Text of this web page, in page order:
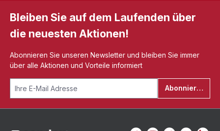
Bleiben Sie auf dem Laufenden über
die neuesten Aktionen!
Abonnieren Sie unseren Newsletter und bleiben Sie immer
über alle Aktionen und Vorteile informiert
Abonnieren